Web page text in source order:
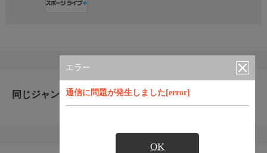
エラー
通信に問題が発生しました[error]
OK
同じジャンルのおすすめ番組